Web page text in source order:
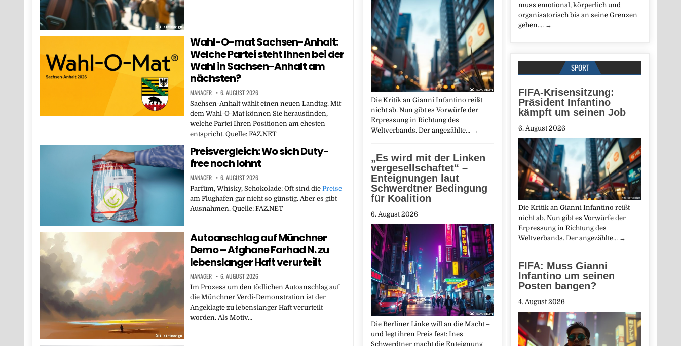
Wahl-O-mat Sachsen-Anhalt:
Welche Partei steht Ihnen bei der
Wahl in Sachsen-Anhalt am
nächsten?
MANAGER 6. AUGUST 2026
Sachsen-Anhalt wählt einen neuen Landtag. Mit
dem Wahl-O-Mat können Sie herausfinden,
welche Partei Ihren Positionen am ehesten
entspricht. Quelle: FAZ.NET
Preisvergleich: Wo sich Duty-
free noch lohnt
MANAGER 6. AUGUST 2026
Parfüm, Whisky, Schokolade: Oft sind die Preise
am Flughafen gar nicht so günstig. Aber es gibt
Ausnahmen. Quelle: FAZ.NET
Autoanschlag auf Münchner
Demo – Afghane Farhad N. zu
lebenslanger Haft verurteilt
MANAGER 6. AUGUST 2026
Im Prozess um den tödlichen Autoanschlag auf
die Münchner Verdi-Demonstration ist der
Angeklagte zu lebenslanger Haft verurteilt
worden. Als Motiv…
muss emotional, körperlich und
organisatorisch bis an seine Grenzen
gehen.… →
SPORT
FIFA-Krisensitzung:
Präsident Infantino
kämpft um seinen Job
6. August 2026
Die Kritik an Gianni Infantino reißt
nicht ab. Nun gibt es Vorwürfe der
Erpressung in Richtung des
Weltverbands. Der angezählte… →
FIFA: Muss Gianni
Infantino um seinen
Posten bangen?
4. August 2026
Die Kritik an Gianni Infantino reißt
nicht ab. Nun gibt es Vorwürfe der
Erpressung in Richtung des
Weltverbands. Der angezählte… →
„Es wird mit der Linken
vergesellschaftet“ –
Enteignungen laut
Schwerdtner Bedingung
für Koalition
6. August 2026
Die Berliner Linke will an die Macht –
und legt ihren Preis fest: Ines
Schwerdtner macht die Enteignung